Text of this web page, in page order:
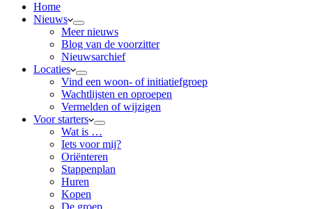
Home
Nieuws
Meer nieuws
Blog van de voorzitter
Nieuwsarchief
Locaties
Vind een woon- of initiatiefgroep
Wachtlijsten en oproepen
Vermelden of wijzigen
Voor starters
Wat is …
Iets voor mij?
Oriënteren
Stappenplan
Huren
Kopen
De groep